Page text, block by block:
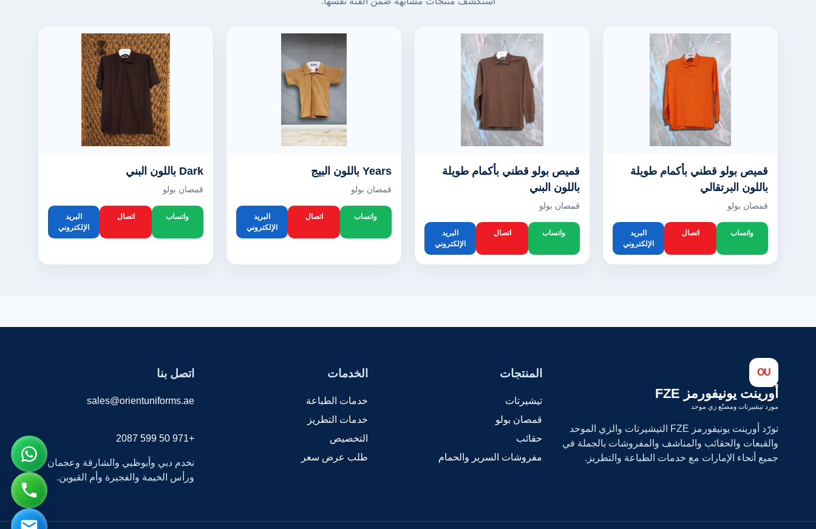
قميص بولو قطني بأكمام طويلة
باللون البرتقالي
قمصان بولو
واتساب اتصال
البريد
الإلكتروني
قميص بولو قطني بأكمام طويلة
باللون البني
قمصان بولو
واتساب اتصال
البريد
الإلكتروني
Years باللون البيج
قمصان بولو
واتساب اتصال
البريد
الإلكتروني
Dark باللون البني
قمصان بولو
واتساب اتصال
البريد
الإلكتروني
OU
أورينت يونيفورمز FZE
مورد تيشيرتات ومصنّع زي موحد
تورّد أورينت يونيفورمز FZE التيشيرتات والزي الموحد
والقبعات والحقائب والمناشف والمفروشات بالجملة في
جميع أنحاء الإمارات مع خدمات الطباعة والتطريز.
المنتجات
تيشيرتات
قمصان بولو
حقائب
مفروشات السرير والحمام
الخدمات
خدمات الطباعة
خدمات التطريز
التخصيص
طلب عرض سعر
اتصل بنا
sales@orientuniforms.ae
+971 50 599 2087
نخدم دبي وأبوظبي والشارقة وعجمان
ورأس الخيمة والفجيرة وأم القيوين.